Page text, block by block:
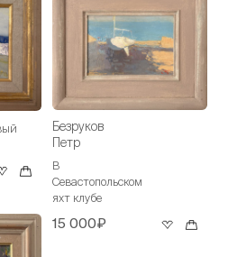
Безруков
Петр
В
Севастопольском
яхт клубе
15 000₽